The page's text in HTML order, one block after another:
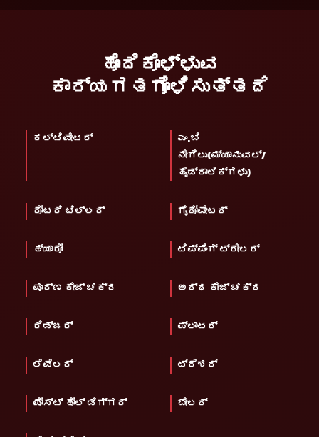
ಹೊಂದಿಕೊಳ್ಳುವ
ಕಾರ್ಯಗತಗೊಳಿಸುತ್ತದೆ
ಕಲ್ಟಿವೇಟರ್
ಎಂ.ಬಿ
ನೇಗಿಲು(ಮ್ಯಾನುವಲ್/
ಹೈಡ್ರಾಲಿಕ್‌ಗಳು)
ರೋಟರಿ ಟಿಲ್ಲರ್ ಗೈರೋವೇಟರ್
ಹ್ಯಾರೋ ಟಿಪ್ಪಿಂಗ್ ಟ್ರೇಲರ್
ಪೂರ್ಣ ಕೇಜ್ ಚಕ್ರ ಅರ್ಧ ಕೇಜ್ ಚಕ್ರ
ರಿಡ್ಜರ್ ಪ್ಲಾಂಟರ್
ಲೆವೆಲರ್ ಟ್ರೆಶರ್
ಪೋಸ್ಟ್ ಹೋಲ್ ಡಿಗ್ಗರ್ ಬೇಲರ್